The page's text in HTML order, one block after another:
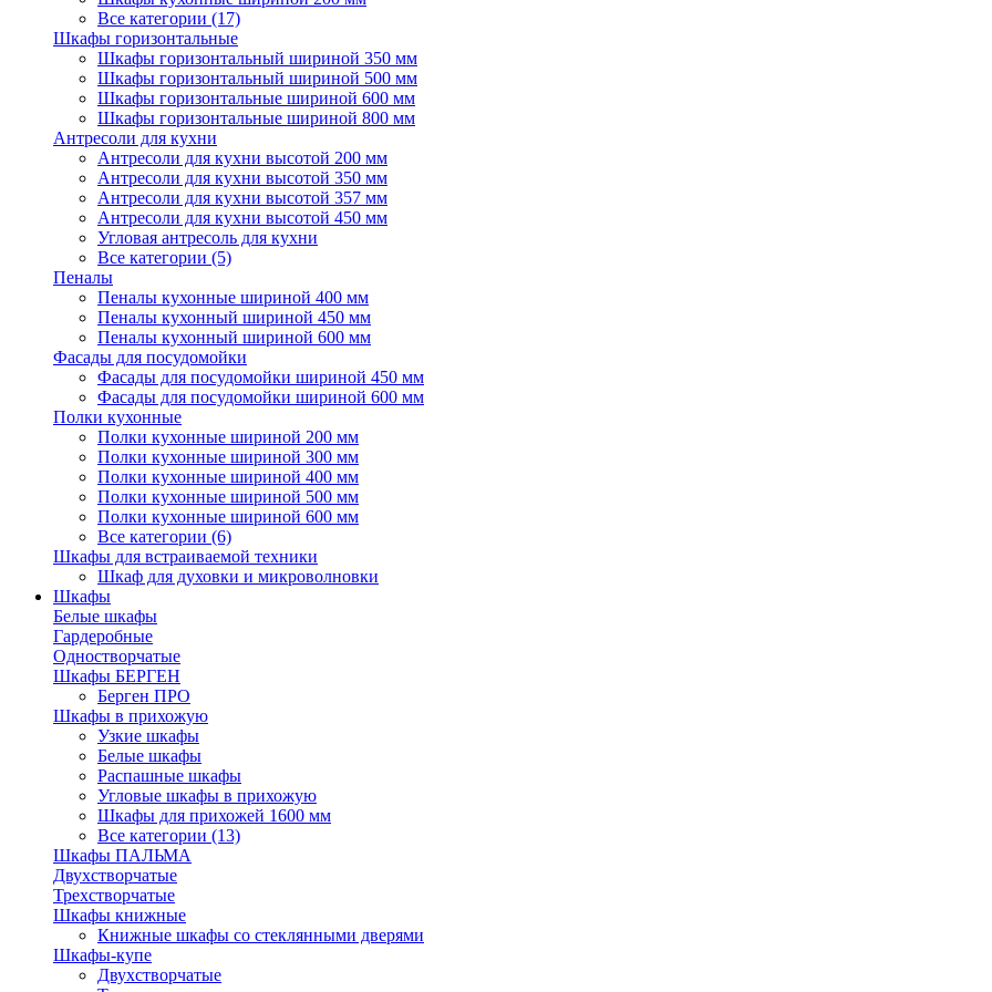
Все категории (17)
Шкафы горизонтальные
Шкафы горизонтальный шириной 350 мм
Шкафы горизонтальный шириной 500 мм
Шкафы горизонтальные шириной 600 мм
Шкафы горизонтальные шириной 800 мм
Антресоли для кухни
Антресоли для кухни высотой 200 мм
Антресоли для кухни высотой 350 мм
Антресоли для кухни высотой 357 мм
Антресоли для кухни высотой 450 мм
Угловая антресоль для кухни
Все категории (5)
Пеналы
Пеналы кухонные шириной 400 мм
Пеналы кухонный шириной 450 мм
Пеналы кухонный шириной 600 мм
Фасады для посудомойки
Фасады для посудомойки шириной 450 мм
Фасады для посудомойки шириной 600 мм
Полки кухонные
Полки кухонные шириной 200 мм
Полки кухонные шириной 300 мм
Полки кухонные шириной 400 мм
Полки кухонные шириной 500 мм
Полки кухонные шириной 600 мм
Все категории (6)
Шкафы для встраиваемой техники
Шкаф для духовки и микроволновки
Шкафы
Белые шкафы
Гардеробные
Одностворчатые
Шкафы БЕРГЕН
Берген ПРО
Шкафы в прихожую
Узкие шкафы
Белые шкафы
Распашные шкафы
Угловые шкафы в прихожую
Шкафы для прихожей 1600 мм
Все категории (13)
Шкафы ПАЛЬМА
Двухстворчатые
Трехстворчатые
Шкафы книжные
Книжные шкафы со стеклянными дверями
Шкафы-купе
Двухстворчатые